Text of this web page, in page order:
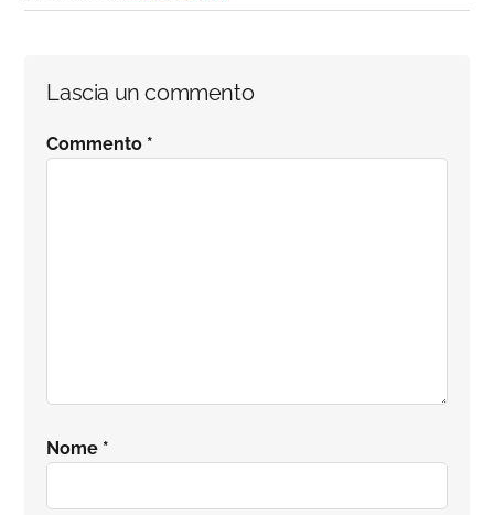
Interazioni
del
Lascia un commento
Commento *
Nome *